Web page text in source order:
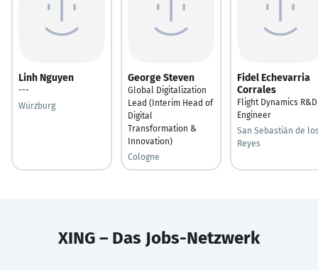
Linh Nguyen
---
Würzburg
George Steven
Global Digitalization
Lead (Interim Head of
Digital
Transformation &
Innovation)
Cologne
Fidel Echevarria
Corrales
Flight Dynamics R&D
Engineer
San Sebastián de
Reyes
XING – Das Jobs-Netzwerk